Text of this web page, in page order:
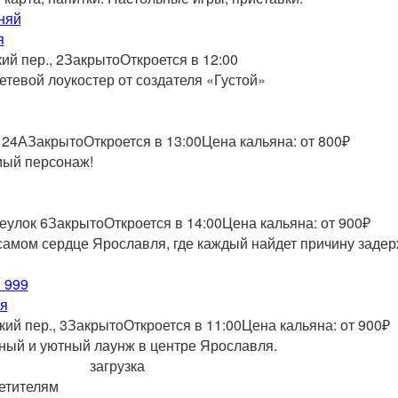
пер., 2ЗакрытоОткроется в 12:00
лоукостер от создателя «Густой»
ЗакрытоОткроется в 13:00Цена кальяна: от 800₽
персонаж!
6ЗакрытоОткроется в 14:00Цена кальяна: от 900₽
сердце Ярославля, где каждый найдет причину
999
пер., 3ЗакрытоОткроется в 11:00Цена кальяна: от 900₽
и уютный лаунж в центре Ярославля.
загрузка